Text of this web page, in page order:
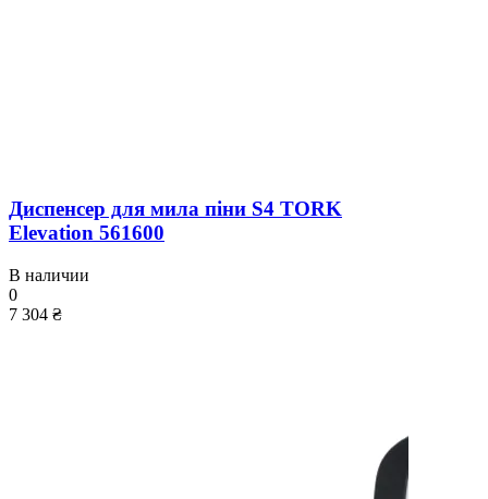
Диспенсер для мила піни S4 TORK
Elevation 561600
В наличии
0
7 304 ₴